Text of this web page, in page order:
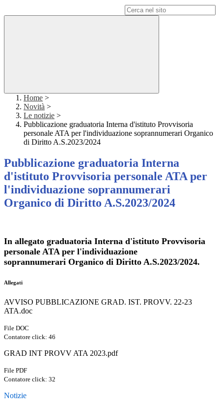
Home >
Novità >
Le notizie >
Pubblicazione graduatoria Interna d'istituto Provvisoria
personale ATA per l'individuazione soprannumerari Organico
di Diritto A.S.2023/2024
Pubblicazione graduatoria Interna
d'istituto Provvisoria personale ATA per
l'individuazione soprannumerari
Organico di Diritto A.S.2023/2024
In allegato graduatoria Interna d'istituto Provvisoria
personale ATA per l'individuazione
soprannumerari Organico di Diritto A.S.2023/2024.
Allegati
AVVISO PUBBLICAZIONE GRAD. IST. PROVV. 22-23
ATA.doc
File DOC
Contatore click: 46
GRAD INT PROVV ATA 2023.pdf
File PDF
Contatore click: 32
Notizie